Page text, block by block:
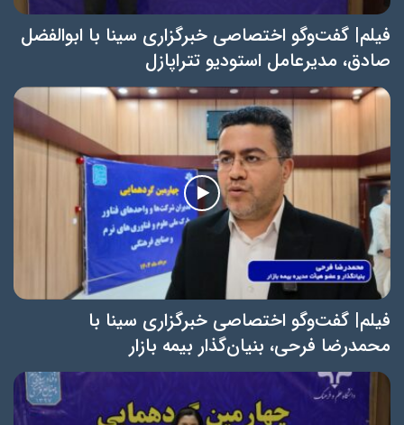
فیلم| گفت‌و‌گو اختصاصی خبرگزاری سینا با ابوالفضل
صادق، مدیرعامل استودیو تتراپازل
فیلم| گفت‌و‌گو اختصاصی خبرگزاری سینا با
محمدرضا فرحی، بنیان‌گذار بیمه بازار